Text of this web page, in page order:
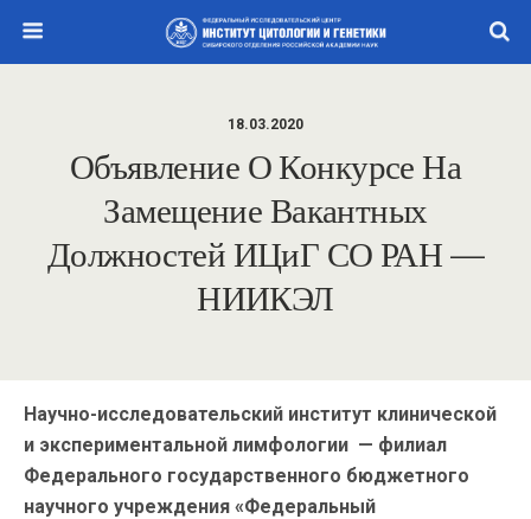
18.03.2020
Объявление О Конкурсе На
Замещение Вакантных
Должностей ИЦиГ СО РАН —
НИИКЭЛ
Научно-исследовательский институт клинической
и экспериментальной лимфологии — филиал
Федерального государственного бюджетного
научного учреждения «Федеральный